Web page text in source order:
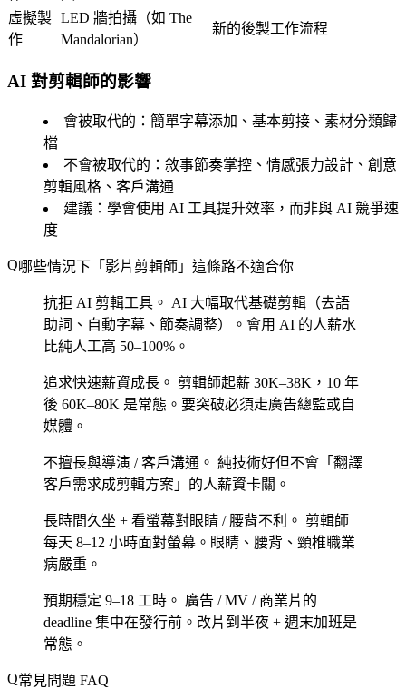
虛擬製
作
LED 牆拍攝（如 The
Mandalorian）
新的後製工作流程
AI 對剪輯師的影響
會被取代的 ：簡單字幕添加、基本剪接、素材分類歸
檔
不會被取代的 ：敘事節奏掌控、情感張力設計、創意
剪輯風格、客戶溝通
建議 ：學會使用 AI 工具提升效率，而非與 AI 競爭速
度
哪些情況下「影片剪輯師」這條路不適合你
抗拒 AI 剪輯工具。 AI 大幅取代基礎剪輯（去語
助詞、自動字幕、節奏調整）。會用 AI 的人薪水
比純人工高 50–100%。
追求快速薪資成長。 剪輯師起薪 30K–38K，10 年
後 60K–80K 是常態。要突破必須走廣告總監或自
媒體。
不擅長與導演 / 客戶溝通。 純技術好但不會「翻譯
客戶需求成剪輯方案」的人薪資卡關。
長時間久坐 + 看螢幕對眼睛 / 腰背不利。 剪輯師
每天 8–12 小時面對螢幕。眼睛、腰背、頸椎職業
病嚴重。
預期穩定 9–18 工時。 廣告 / MV / 商業片的
deadline 集中在發行前。改片到半夜 + 週末加班是
常態。
常見問題 FAQ